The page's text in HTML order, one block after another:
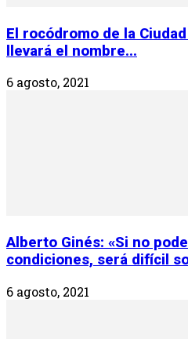
El rocódromo de la
llevará el nombre...
6 agosto, 2021
Alberto Ginés: «Si no
condiciones, será difícil
6 agosto, 2021